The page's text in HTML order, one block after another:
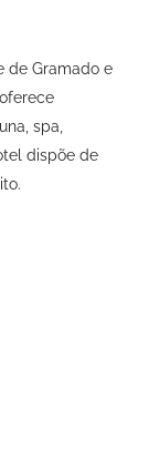
de Gramado e
spa,
dispõe de